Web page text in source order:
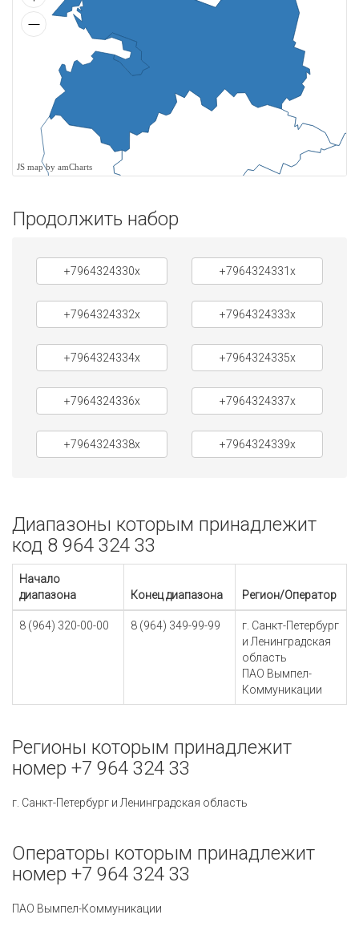
JS map by amCharts
Продолжить набор
+7964324330x +7964324331x
+7964324332x +7964324333x
+7964324334x +7964324335x
+7964324336x +7964324337x
+7964324338x +7964324339x
Диапазоны которым принадлежит
код 8 964 324 33
Начало
диапазона
Конец диапазона Регион/Оператор
8 (964) 320-00-00 8 (964) 349-99-99
г. Санкт-Петербург
и Ленинградская
область
ПАО Вымпел-
Коммуникации
Регионы которым принадлежит
номер +7 964 324 33
г. Санкт-Петербург и Ленинградская область
Операторы которым принадлежит
номер +7 964 324 33
ПАО Вымпел-Коммуникации